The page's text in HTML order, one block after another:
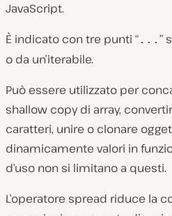
JavaScript.
È indicato con tre punti “... ”
o da un’iterabile.
Può essere utilizzato per
shallow copy di array,
caratteri, unire o clonare
dinamicamente valori in
d’uso non si limitano a questi.
L’operatore spread riduce la